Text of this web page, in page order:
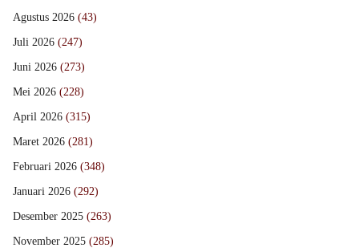
Agustus 2026 (43)
Juli 2026 (247)
Juni 2026 (273)
Mei 2026 (228)
April 2026 (315)
Maret 2026 (281)
Februari 2026 (348)
Januari 2026 (292)
Desember 2025 (263)
November 2025 (285)